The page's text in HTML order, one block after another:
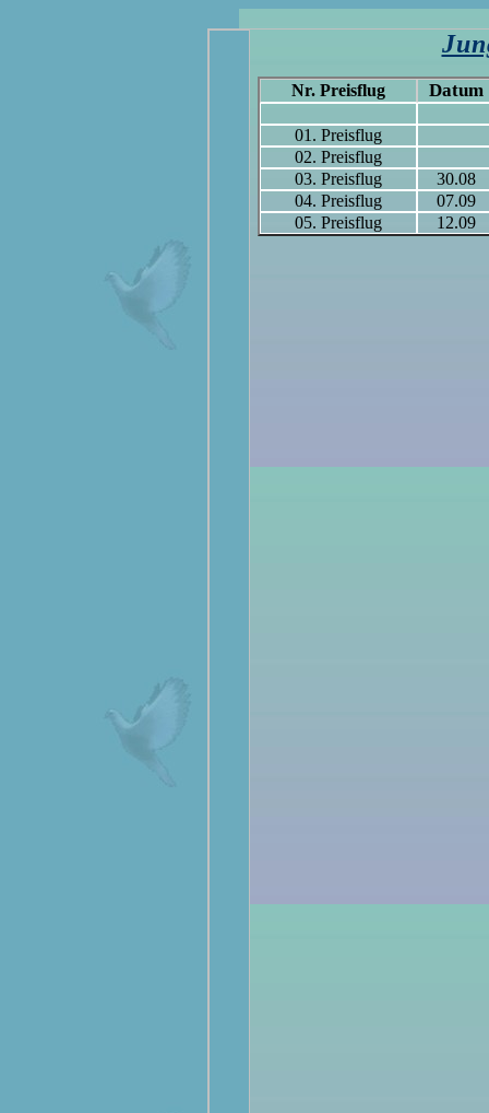
Nr. Preisflug Datum
01. Preisflug
02. Preisflug
03. Preisflug
30.08
04. Preisflug
07.09
05. Preisflug 12.09